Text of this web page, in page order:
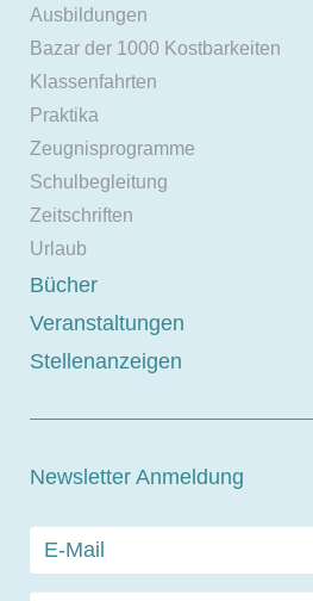
Ausbildungen
Bazar der 1000 Kostbarkeiten
Klassenfahrten
Praktika
Zeugnisprogramme
Schulbegleitung
Zeitschriften
Urlaub
Bücher
Veranstaltungen
Stellenanzeigen
Newsletter Anmeldung